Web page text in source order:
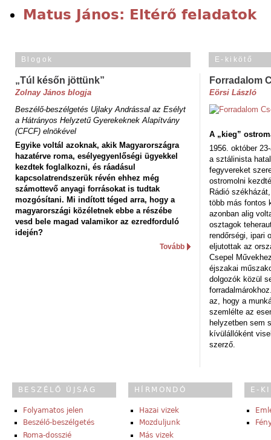
Matus János: Eltérő feladatok
Blogok
„Túl későn jöttünk”
Zolnay János blogja
Beszélő-beszélgetés Ujlaky Andrással az Esélyt
a Hátrányos Helyzetű Gyerekeknek Alapítvány
(CFCF) elnökével
Egyike voltál azoknak, akik Magyarországra
hazatérve roma, esélyegyenlőségi ügyekkel
kezdtek foglalkozni, és ráadásul
kapcsolatrendszerük révén ehhez még
számottevő anyagi forrásokat is tudtak
mozgósítani. Mi indított téged arra, hogy a
magyarországi közéletnek ebbe a részébe
vesd bele magad valamikor az ezredforduló
idején?
Tovább
E-kikötő
Forradalom
Eörsi László
A „kieg”
1956. október
a sztálinista
fegyvereket
ostromolni
Rádió
több más fontos
azonban alig
osztagok
rendőrségi, ipari
eljutottak az
Csepel
éjszakai
dolgozók közül
az, hogy a
szemlélte az
helyzetben sem
kívülállóként
szerző.
BESZÉLŐ ÚJSÁG
Folyamatos jelen
Beszélő-beszélgetés
Roma-dosszié
HÍRMONDÓ
Hazai vizek
Mozduljunk
Más vizek
E-